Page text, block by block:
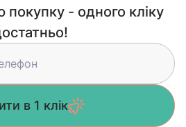
покупку - одного кліку
в 1 клік